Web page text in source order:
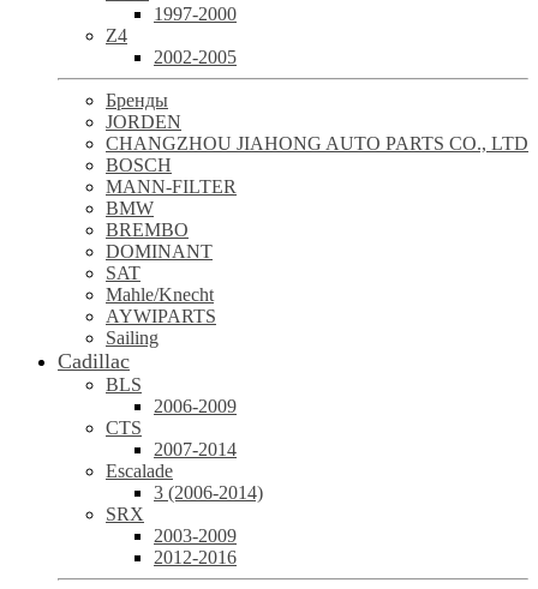
1997-2000
Z4
2002-2005
Бренды
JORDEN
CHANGZHOU JIAHONG AUTO PARTS CO., LTD
BOSCH
MANN-FILTER
BMW
BREMBO
DOMINANT
SAT
Mahle/Knecht
AYWIPARTS
Sailing
Cadillac
BLS
2006-2009
CTS
2007-2014
Escalade
3 (2006-2014)
SRX
2003-2009
2012-2016